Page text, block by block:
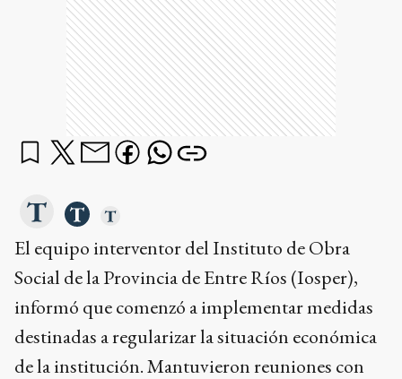
El equipo interventor del Instituto de Obra
Social de la Provincia de Entre Ríos (Iosper),
informó que comenzó a implementar medidas
destinadas a regularizar la situación económica
de la institución. Mantuvieron reuniones con